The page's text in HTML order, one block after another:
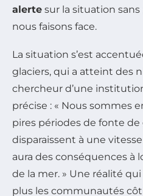
alerte sur la situation
nous faisons face.
La situation s’est
glaciers, qui a atteint des
chercheur d’une
précise : « Nous sommes
pires périodes de fonte de
disparaissent à une
aura des conséquences à
de la mer. » Une réalité
plus les communautés